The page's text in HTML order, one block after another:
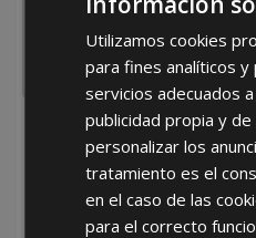
He leído y acepto la
Utilizamos cookies
para fines analíticos
servicios adecuados
publicidad propia y
personalizar los
tratamiento es el
en el caso de las
para el correcto